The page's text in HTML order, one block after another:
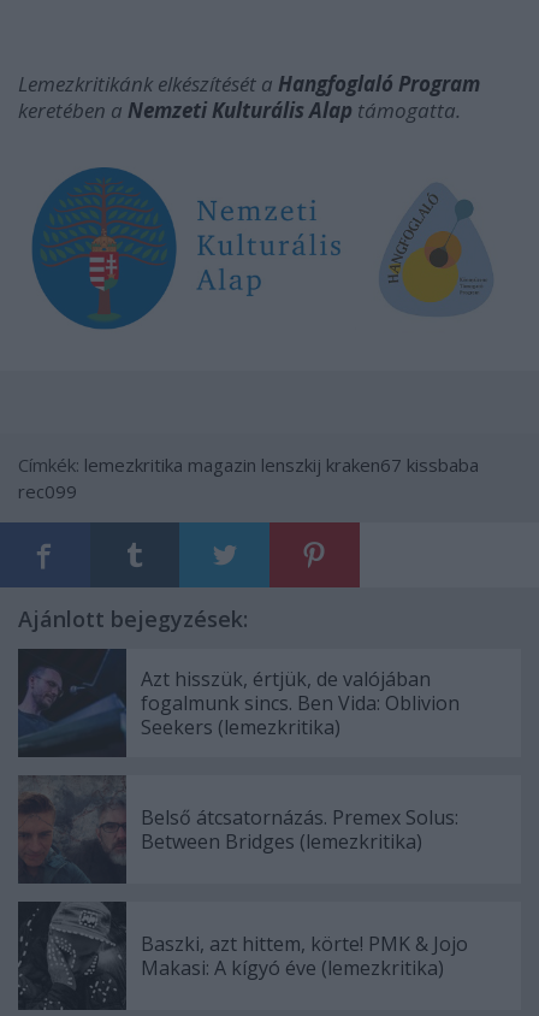
Lemezkritikánk elkészítését a Hangfoglaló Program
keretében a Nemzeti Kulturális Alap támogatta.
Címkék: lemezkritika magazin lenszkij kraken67 kissbaba
rec099
Ajánlott bejegyzések:
Azt hisszük, értjük, de valójában
fogalmunk sincs. Ben Vida: Oblivion
Seekers (lemezkritika)
Belső átcsatornázás. Premex Solus:
Between Bridges (lemezkritika)
Baszki, azt hittem, körte! PMK & Jojo
Makasi: A kígyó éve (lemezkritika)